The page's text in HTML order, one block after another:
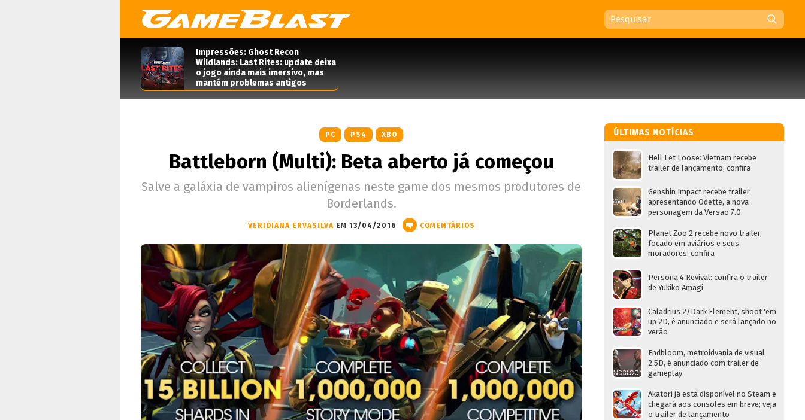
Impressões: Ghost Recon
Wildlands: Last Rites: update deixa
o jogo ainda mais imersivo, mas
mantém problemas antigos
PC PS4 XBO
Battleborn (Multi): Beta aberto já começou
Salve a galáxia de vampiros alienígenas neste game dos mesmos produtores de
Borderlands.
VERIDIANA ERVASILVA EM 13/04/2016 COMENTÁRIOS
ÚLTIMAS NOTÍCIAS
Hell Let Loose: Vietnam recebe
trailer de lançamento; confira
Genshin Impact recebe trailer
apresentando Odette, a nova
personagem da Versão 7.0
Planet Zoo 2 recebe novo trailer,
focado em aviários e seus
moradores; confira
Persona 4 Revival: confira o trailer
de Yukiko Amagi
Caladrius 2/Dark Element, shoot 'em
up 2D, é anunciado e será lançado no
verão
Endbloom, metroidvania de visual
2.5D, é anunciado com trailer de
gameplay
Akatori já está disponível no Steam e
chegará aos consoles em breve; veja
o trailer de lançamento